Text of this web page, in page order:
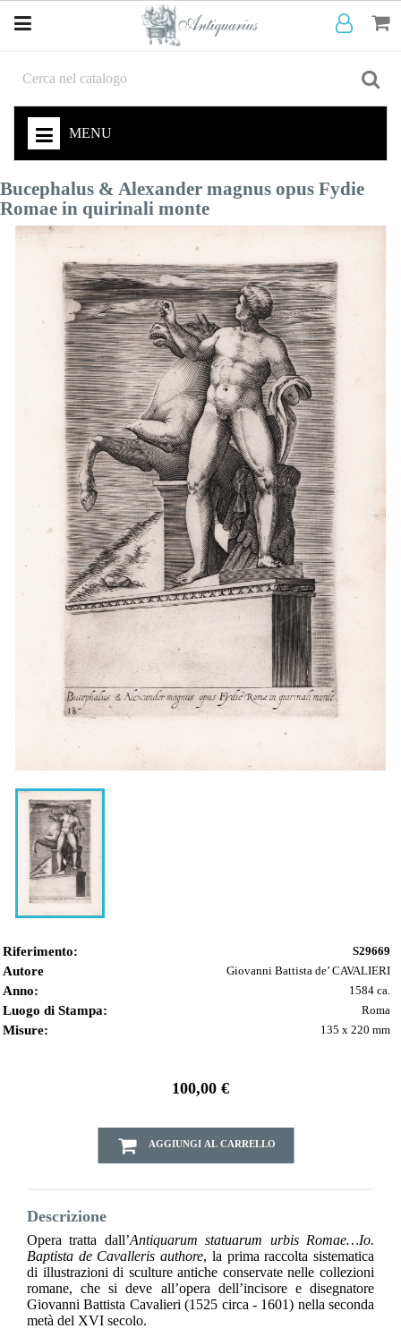
MENU
Bucephalus & Alexander magnus opus Fydie
Romae in quirinali monte
Riferimento: S29669
Autore Giovanni Battista de’ CAVALIERI
Anno: 1584 ca.
Luogo di Stampa: Roma
Misure: 135 x 220 mm
100,00 €
AGGIUNGI AL CARRELLO
Descrizione
Opera tratta dall’Antiquarum statuarum urbis Romae…Io.
Baptista de Cavalleris authore, la prima raccolta sistematica
di illustrazioni di sculture antiche conservate nelle collezioni
romane, che si deve all’opera dell’incisore e disegnatore
Giovanni Battista Cavalieri (1525 circa - 1601) nella seconda
metà del XVI secolo.